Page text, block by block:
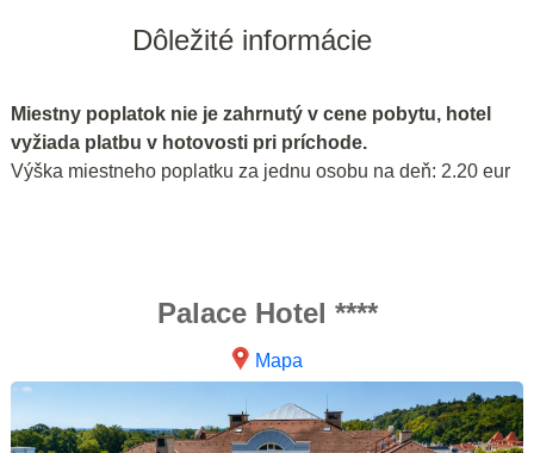
Dôležité informácie
Miestny poplatok nie je zahrnutý v cene pobytu, hotel
vyžiada platbu v hotovosti pri príchode.
Výška miestneho poplatku za jednu osobu na deň: 2.20 eur
Palace Hotel ****
Mapa